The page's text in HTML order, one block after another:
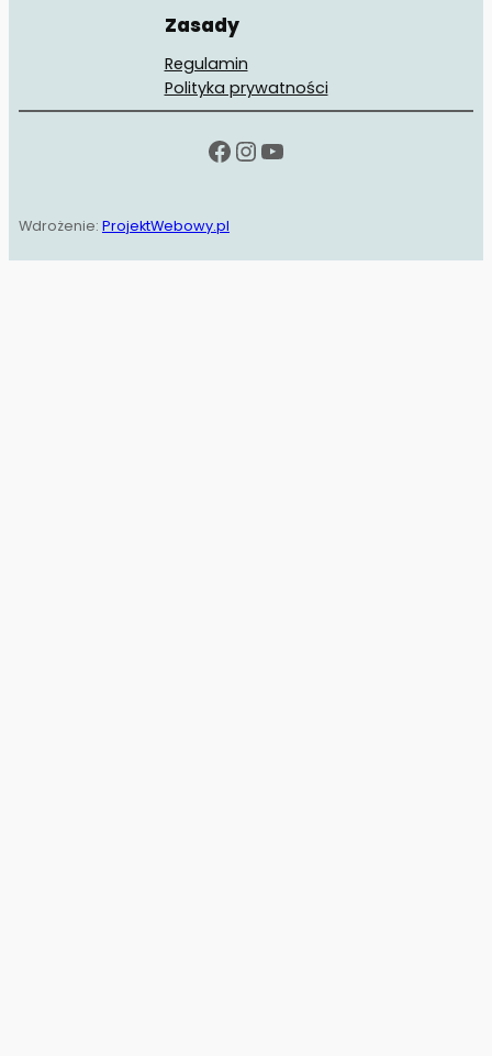
Zasady
Regulamin
Polityka prywatności
Facebook
Instagram
YouTube
Wdrożenie: ProjektWebowy.pl